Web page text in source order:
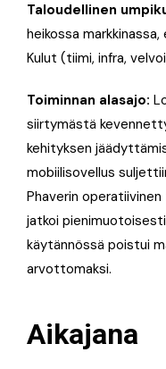
Taloudellinen
heikossa
Kulut (tiimi, infra,
Toiminnan alasajo:
siirtymästä
kehityksen
mobiilisovellus
Phaverin
jatkoi
käytännössä poistui
arvottomaksi.
Aikajana